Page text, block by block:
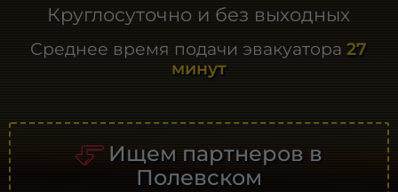
Круглосуточно и без выходных
Среднее время подачи эвакуатора27
минут
Ищем партнеров в
Полевском